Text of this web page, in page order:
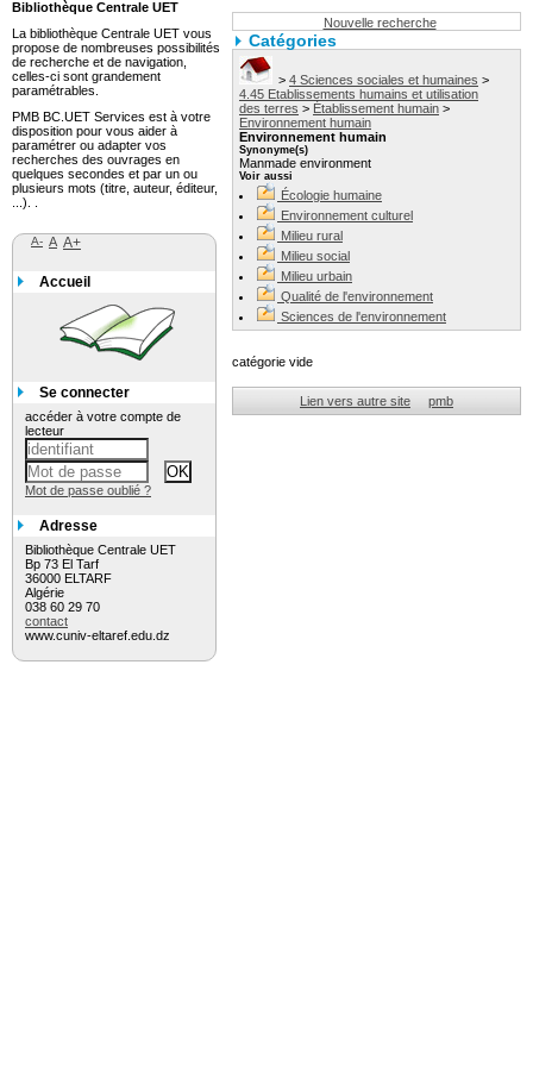
Nouvelle recherche
Catégories
> 4 Sciences sociales et humaines >
4.45 Etablissements humains et utilisation
des terres > Établissement humain >
Environnement humain
Environnement humain
Synonyme(s)
Manmade environment
Voir aussi
Écologie humaine
Environnement culturel
Milieu rural
Milieu social
Milieu urbain
Qualité de l'environnement
Sciences de l'environnement
catégorie vide
Lien vers autre site pmb
Bibliothèque Centrale UET
La bibliothèque Centrale UET vous
propose de nombreuses possibilités
de recherche et de navigation,
celles-ci sont grandement
paramétrables.
PMB BC.UET Services est à votre
disposition pour vous aider à
paramétrer ou adapter vos
recherches des ouvrages en
quelques secondes et par un ou
plusieurs mots (titre, auteur, éditeur,
...). .
A- A A+
Accueil
Se connecter
accéder à votre compte de
lecteur
Mot de passe oublié ?
Adresse
Bibliothèque Centrale UET
Bp 73 El Tarf
36000 ELTARF
Algérie
038 60 29 70
contact
www.cuniv-eltaref.edu.dz